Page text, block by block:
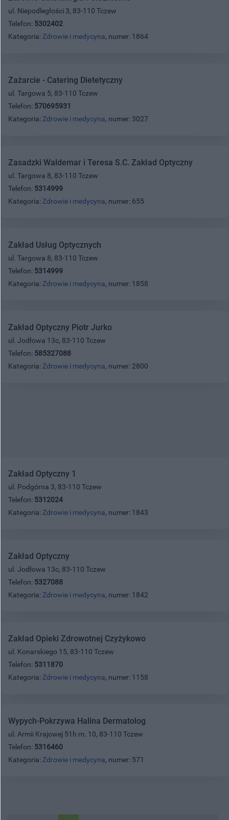
ul. Niepodległości 3, 83-110 Tczew
Telefon: 5302402
Kategoria: Zdrowie i medycyna, numer: 1864
Zażarcie - Catering Dietetyczny
ul. Targowa 5, 83-110 Tczew
Telefon: 570695931
Kategoria: Zdrowie i medycyna, numer: 3027
Zasadzki Waldemar i Teresa S.C. Zakład Optyczny
ul. Targowa 8, 83-110 Tczew
Telefon: 5314999
Kategoria: Zdrowie i medycyna, numer: 655
Zakład Usług Optycznych
ul. Targowa 8, 83-110 Tczew
Telefon: 5314999
Kategoria: Zdrowie i medycyna, numer: 1858
Zakład Optyczny Piotr Jurko
ul. Jodłowa 13c, 83-110 Tczew
Telefon: 585327088
Kategoria: Zdrowie i medycyna, numer: 2800
Zakład Optyczny 1
ul. Podgórna 3, 83-110 Tczew
Telefon: 5312024
Kategoria: Zdrowie i medycyna, numer: 1843
Zakład Optyczny
ul. Jodłowa 13c, 83-110 Tczew
Telefon: 5327088
Kategoria: Zdrowie i medycyna, numer: 1842
Zakład Opieki Zdrowotnej Czyżykowo
ul. Konarskiego 15, 83-110 Tczew
Telefon: 5311870
Kategoria: Zdrowie i medycyna, numer: 1158
Wypych-Pokrzywa Halina Dermatolog
ul. Armii Krajowej 51h m. 10, 83-110 Tczew
Telefon: 5316460
Kategoria: Zdrowie i medycyna, numer: 571